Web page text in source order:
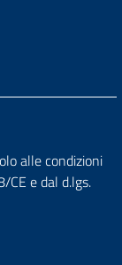
alle condizioni
e dal d.lgs.